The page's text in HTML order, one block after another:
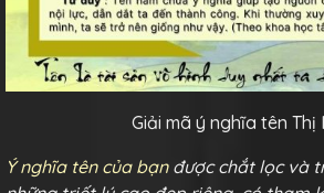
Giải mã ý nghĩa tên Thị
Ý nghĩa tên của bạnđược chắt lọc và